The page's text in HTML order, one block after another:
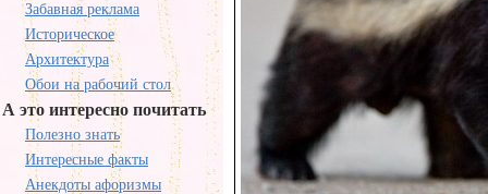
Забавная реклама
Историческое
Архитектура
Обои на рабочий стол
А это интересно почитать
Полезно знать
Интересные факты
Анекдоты афоризмы